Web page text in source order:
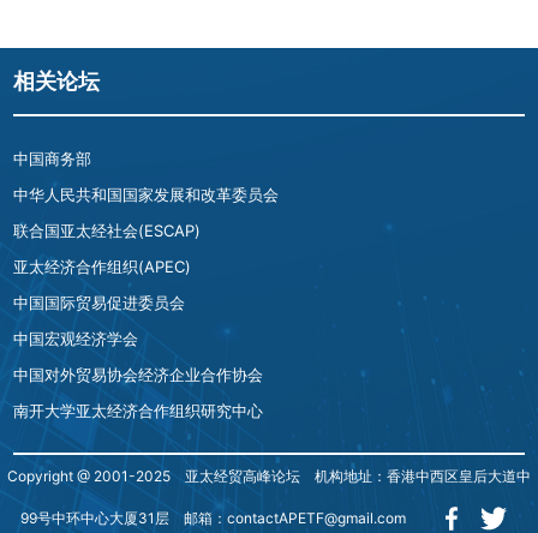
相关论坛
中国商务部
中华人民共和国国家发展和改革委员会
联合国亚太经社会(ESCAP)
亚太经济合作组织(APEC)
中国国际贸易促进委员会
中国宏观经济学会
中国对外贸易协会经济企业合作协会
南开大学亚太经济合作组织研究中心
Copyright @ 2001-2025 亚太经贸高峰论坛 机构地址：香港中西区皇后大道中
99号中环中心大厦31层 邮箱：contactAPETF@gmail.com